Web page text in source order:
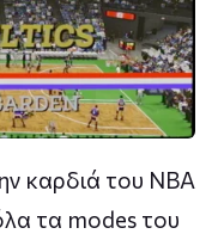
καρδιά του ΝΒΑ
τα modes του